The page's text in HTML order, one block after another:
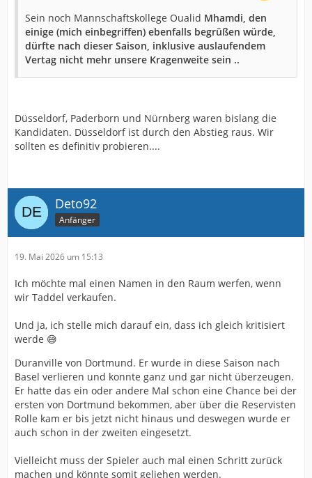
Sein noch Mannschaftskollege Oualid Mhamdi, den
einige (mich einbegriffen) ebenfalls begrüßen würde,
dürfte nach dieser Saison, inklusive auslaufendem
Vertag nicht mehr unsere Kragenweite sein ..
Düsseldorf, Paderborn und Nürnberg waren bislang die
Kandidaten. Düsseldorf ist durch den Abstieg raus. Wir
sollten es definitiv probieren....
Deto92
Anfänger
19. Mai 2026 um 15:13
Ich möchte mal einen Namen in den Raum werfen, wenn
wir Taddel verkaufen.
Und ja, ich stelle mich darauf ein, dass ich gleich kritisiert
werde 😅
Duranville von Dortmund. Er wurde in diese Saison nach
Basel verlieren und konnte ganz und gar nicht überzeugen.
Er hatte das ein oder andere Mal schon eine Chance bei der
ersten von Dortmund bekommen, aber über die Reservisten
Rolle kam er bis jetzt nicht hinaus und deswegen wurde er
auch schon in der zweiten eingesetzt.
Vielleicht muss der Spieler auch mal einen Schritt zurück
machen und könnte somit geliehen werden.